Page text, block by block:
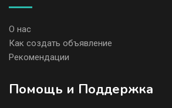
О нас
Как создать объявление
Рекомендации
Помощь и Поддержка